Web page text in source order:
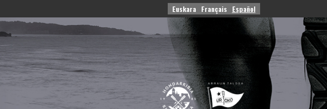
Euskara Français Español